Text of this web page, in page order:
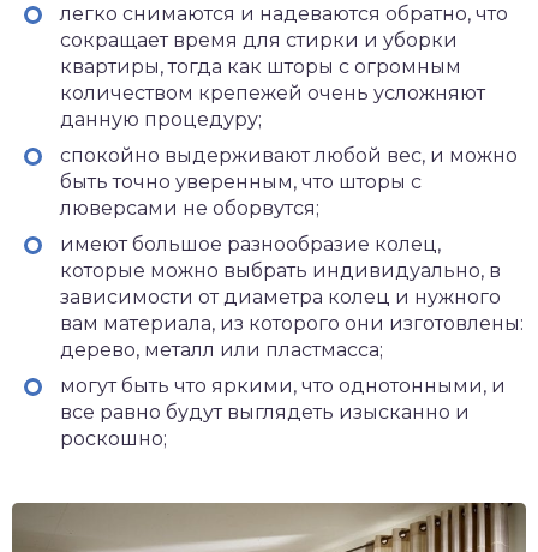
легко снимаются и надеваются обратно, что
сокращает время для стирки и уборки
квартиры, тогда как шторы с огромным
количеством крепежей очень усложняют
данную процедуру;
спокойно выдерживают любой вес, и можно
быть точно уверенным, что шторы с
люверсами не оборвутся;
имеют большое разнообразие колец,
которые можно выбрать индивидуально, в
зависимости от диаметра колец и нужного
вам материала, из которого они изготовлены:
дерево, металл или пластмасса;
могут быть что яркими, что однотонными, и
все равно будут выглядеть изысканно и
роскошно;